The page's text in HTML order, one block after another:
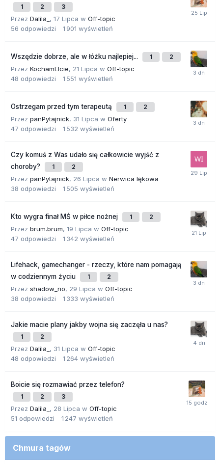
1 2 3
Przez Dalila_ , 17 Lipca w Off-topic
56 odpowiedzi 1 901 wyświetleń
Wszędzie dobrze, ale w łóżku najlepiej... 1 2
Przez KochamElcie, 21 Lipca w Off-topic
48 odpowiedzi 1 551 wyświetleń
Ostrzegam przed tym terapeutą 1 2
Przez panPytajnick, 31 Lipca w Oferty
47 odpowiedzi 1 532 wyświetleń
Czy komuś z Was udało się całkowicie wyjść z
choroby?
1 2
Przez panPytajnick, 26 Lipca w Nerwica lękowa
38 odpowiedzi 1 505 wyświetleń
Kto wygra finał MŚ w piłce nożnej 1 2
Przez brum.brum, 19 Lipca w Off-topic
47 odpowiedzi 1 342 wyświetleń
Lifehack, gamechanger - rzeczy, które nam pomagają
w codziennym życiu
1 2
Przez shadow_no, 29 Lipca w Off-topic
38 odpowiedzi 1 333 wyświetleń
Jakie macie plany jakby wojna się zaczęła u nas?
1 2
Przez Dalila_ , 31 Lipca w Off-topic
48 odpowiedzi 1 264 wyświetleń
Boicie się rozmawiać przez telefon?
1 2 3
Przez Dalila_ , 28 Lipca w Off-topic
51 odpowiedzi 1 247 wyświetleń
Chmura tagów